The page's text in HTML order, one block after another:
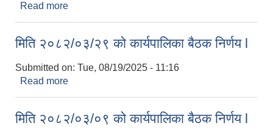
Read more
मिति २०८२/०३/२९ को कार्यपालिका बैठक निर्णय l
Submitted on: Tue, 08/19/2025 - 11:16
Read more
मिति २०८२/०३/०९ को कार्यपालिका बैठक निर्णय l